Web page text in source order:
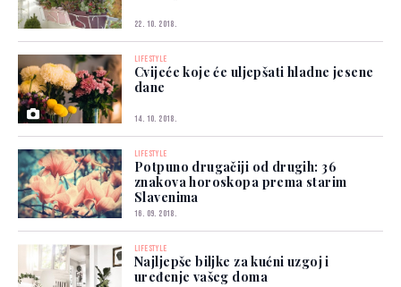
22. 10. 2018.
LIFESTYLE
Cvijeće koje će uljepšati hladne jesene
dane
14. 10. 2018.
LIFESTYLE
Potpuno drugačiji od drugih: 36
znakova horoskopa prema starim
Slavenima
16. 09. 2018.
LIFESTYLE
Najljepše biljke za kućni uzgoj i
uređenje vašeg doma